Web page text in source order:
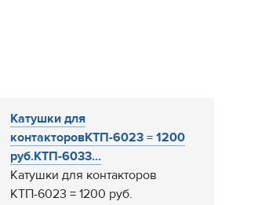
Катушки для
контакторовКТП-6023 = 1200
руб.КТП-6033...
Катушки для контакторов
КТП-6023 = 1200 руб.